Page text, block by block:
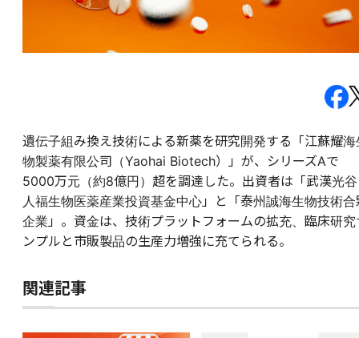
遺伝子組み換え技術による新薬を研究開発する「江蘇耀海
物製薬有限公司（Yaohai Biotech）」が、シリーズAで
5000万元（約8億円）超を調達した。出資者は「武漢光谷
人福生物医薬産業投資基金中心」と「泰州誠海生物技術合
企業」。資金は、技術プラットフォームの拡充、臨床研究
ンプルと市販製品の生産力増強に充てられる。
関連記事